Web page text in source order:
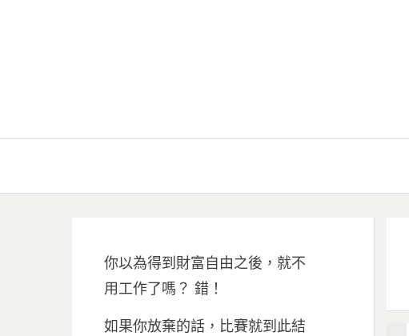
你以為得到財富自由之後，就不
用工作了嗎？ 錯！
如果你放棄的話，比賽就到此結